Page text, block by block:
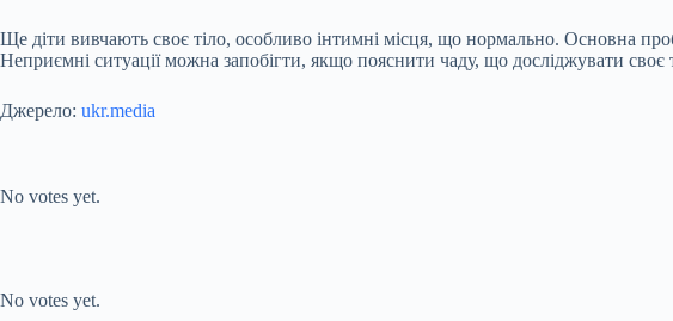
Ще діти вивчають своє тіло, особливо iнтимнi місця, що нормально. Основна
Неприємні ситуації можна запобігти, якщо пояснити чаду, що досліджувати
Джерело: ukr.media
No votes yet.
No votes yet.